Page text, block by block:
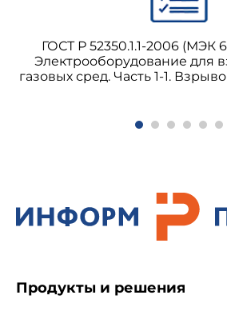
ГОСТ Р 52350.1.1-2006 (МЭК
Электрооборудование для
газовых сред. Часть 1-1.
экспериментального
Продукты и решения